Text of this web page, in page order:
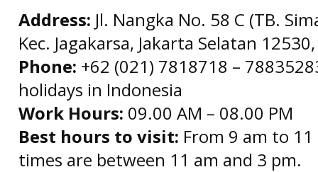
Address: Jl. Nangka No. 58 C (TB.
Kec. Jagakarsa, Jakarta Selatan
Phone: +62 (021) 7818718 –
holidays in Indonesia
Work Hours: 09.00 AM – 08.00 PM
Best hours to visit: From 9 am to
times are between 11 am and 3 pm.